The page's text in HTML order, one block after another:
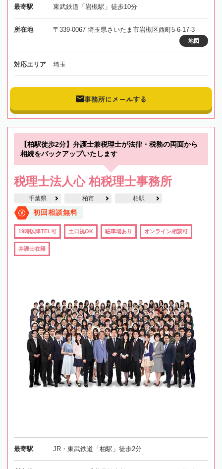
最寄駅 東武鉄道「岩槻駅」徒歩10分
所在地 〒339-0067 埼玉県さいたま市岩槻区西町5-6-17-3
地図
対応エリア 埼玉
事務所にメールする
【柏駅徒歩2分】弁護士兼税理士が法律・税務の両面から
相続をバックアップいたします
税理士法人心 柏税理士事務所
千葉県 柏市 柏駅
初回相談無料
19時以降TEL可 土日祝OK 駐車場あり オンライン相談可
弁護士在籍
最寄駅 JR・東武鉄道「柏駅」徒歩2分